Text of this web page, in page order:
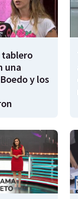
tablero
una
y los